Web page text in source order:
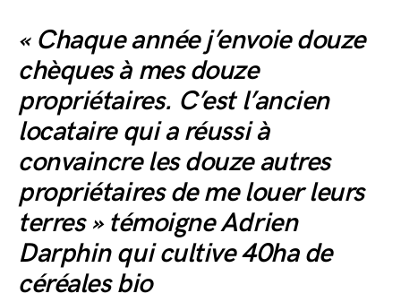
« Chaque année j’envoie douze
chèques à mes douze
propriétaires. C’est l’ancien
locataire qui a réussi à
convaincre les douze autres
propriétaires de me louer leurs
terres » témoigne Adrien
Darphin qui cultive 40ha de
céréales bio